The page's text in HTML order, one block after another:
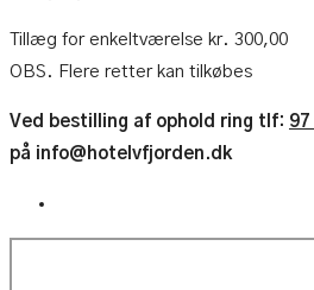
Tillæg for enkeltværelse kr. 300,00
OBS. Flere retter kan tilkøbes
Ved bestilling af ophold ring tlf: 97
på info@hotelvfjorden.dk